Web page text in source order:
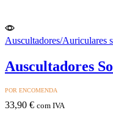
Auscultadores/Auriculares
Auscultadores
POR ENCOMENDA
33,90 € com IVA